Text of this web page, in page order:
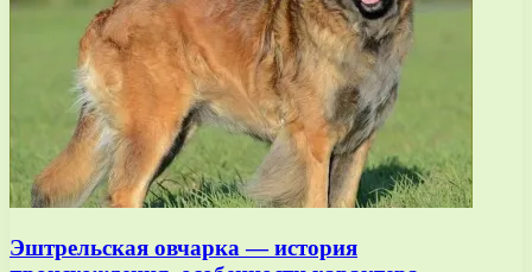
Эштрельская овчарка — история